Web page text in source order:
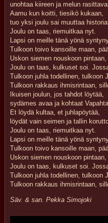
unohtaa kiireen ja melun
Aamu kun koitti, tiesikö kukaan,
tuo yksi joulu sai muuttaa
Joulu on taas, riemuitkaa nyt.
Lapsi on meille tänä yönä
Tulkoon toivo kansoille maan,
Uskon siemen nouskoon
Joulu on taas, kulkuset soi.
Tulkoon juhla todellinen, tulkoon
Tulkoon rakkaus ihmisrintaan,
Ikuisen joulun, jos tahdot löytää,
sydämes avaa ja kohtaat
Et löydä kultaa, et juhlapöytää,
löydät vain seimen ja tallin
Joulu on taas, riemuitkaa nyt.
Lapsi on meille tänä yönä
Tulkoon toivo kansoille maan,
Uskon siemen nouskoon
Joulu on taas, kulkuset soi.
Tulkoon juhla todellinen, tulkoon
Tulkoon rakkaus ihmisrintaan,
Säv. & san. Pekka Simojoki